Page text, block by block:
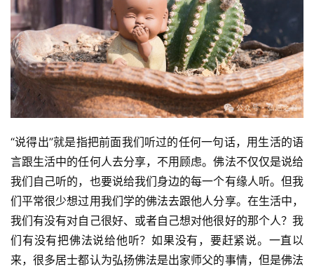
“说得出”就是指把前面我们听过的任何一句话，用生活的语
言跟生活中的任何人去分享，不用顾虑。佛法不仅仅是说给
我们自己听的，也要说给我们身边的每一个有缘人听。但我
们平常很少想过用我们学的佛法去跟他人分享。在生活中，
我们有没有对自己很好、或者自己想对他很好的那个人？我
们有没有把佛法说给他听？如果没有，要赶紧说。一直以
来，很多居士都认为弘扬佛法是出家师父的事情，但是佛法